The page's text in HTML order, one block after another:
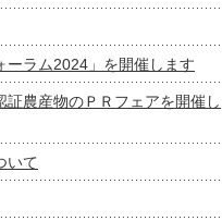
ーラム2024」を開催します
農産物のＰＲフェアを開催し
いて